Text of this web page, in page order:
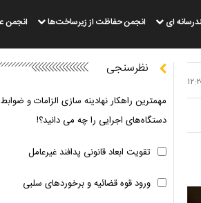
ای انجمن حفاظت از زیرساخت‌ها انجمن
نظرسنجی
مهمترین راهکار نهادینه سازی الزامات و
دستگاه‌های اجرایی را چه می دانید؟!
تقویت ابعاد قانونی پدافند غیرعامل
ورود قوه قضائیه و برخوردهای سلبی